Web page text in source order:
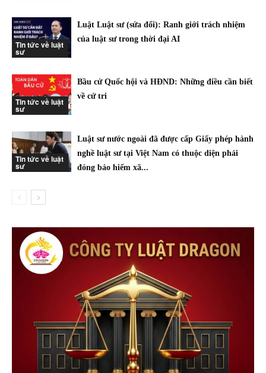
Tin tức về luật
sư
Luật Luật sư (sửa đổi): Ranh giới trách nhiệm
của luật sư trong thời đại AI
Tin tức về luật
sư
Bầu cử Quốc hội và HĐND: Những điều cần biết
về cử tri
Tin tức về luật
sư
Luật sư nước ngoài đã được cấp Giấy phép hành
nghề luật sư tại Việt Nam có thuộc diện phải
đóng bảo hiểm xã...